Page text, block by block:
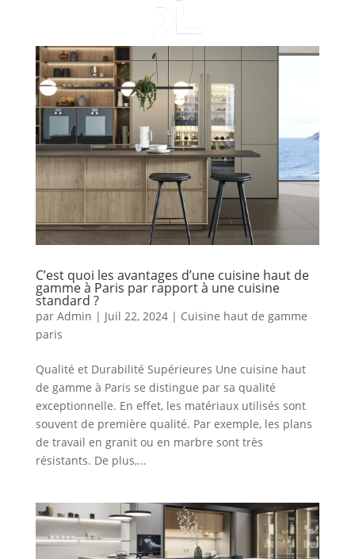
C’est quoi les avantages d’une cuisine haut de
gamme à Paris par rapport à une cuisine
standard ?
par Admin | Juil 22, 2024| Cuisine haut de gamme
paris
Qualité et Durabilité Supérieures Une cuisine haut
de gamme à Paris se distingue par sa qualité
exceptionnelle. En effet, les matériaux utilisés sont
souvent de première qualité. Par exemple, les plans
de travail en granit ou en marbre sont très
résistants. De plus,...